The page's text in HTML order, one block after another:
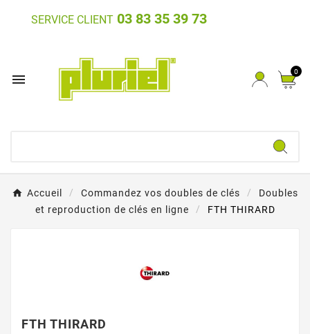
SERVICE CLIENT 03 83 35 39 73
 0
Accueil Commandez vos doubles de clés
Doubles
et reproduction de clés en ligne
FTH THIRARD
FTH THIRARD